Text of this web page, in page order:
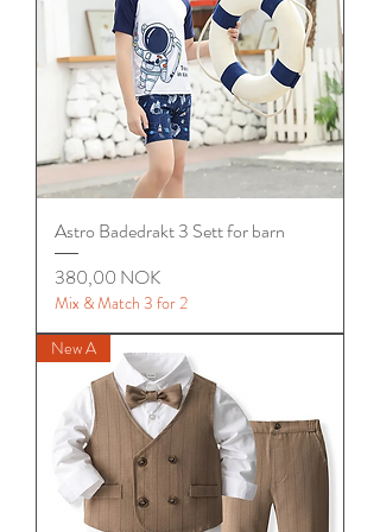
Astro Badedrakt 3 Sett for barn
Цена
380,00 NOK
Mix & Match 3 for 2
New A